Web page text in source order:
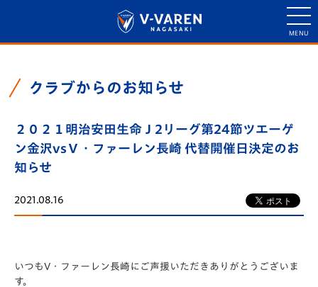
クラブからのお知らせ
２０２１明治安田生命Ｊ2リーグ第24節ツエーゲ
ン金沢vsＶ・ファーレン長崎 代替開催日決定のお
知らせ
2021.08.16
いつもV・ファーレン長崎にご声援いただきありがとうございま
す。